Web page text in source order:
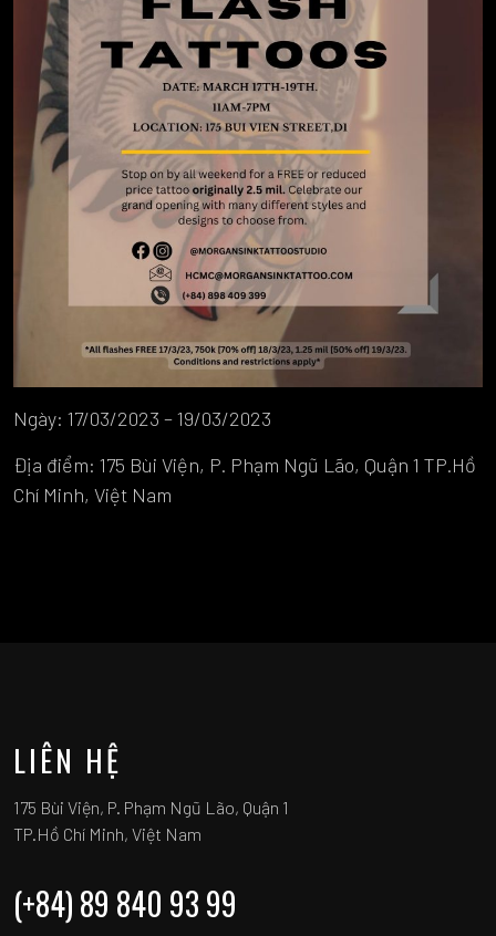
Ngày: 17/03/2023 – 19/03/2023
Địa điểm: 175 Bùi Viện, P. Phạm Ngũ Lão, Quận 1 TP.Hồ
Chí Minh, Việt Nam
LIÊN HỆ
175 Bùi Viện, P. Phạm Ngũ Lão, Quận 1
TP.Hồ Chí Minh, Việt Nam
(+84) 89 840 93 99